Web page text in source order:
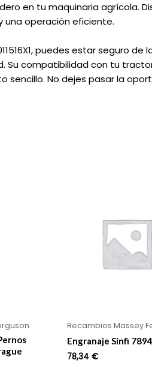
en tu maquinaria agrícola.
operación eficiente.
puedes estar seguro
compatibilidad con tu
sencillo. No dejes pasar la
Recambios Massey
Engranaje Sinfi
78,34 €